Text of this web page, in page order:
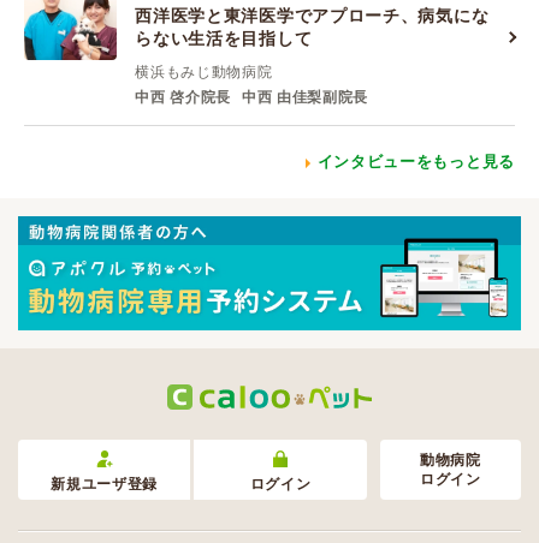
西洋医学と東洋医学でアプローチ、病気にな
らない生活を目指して
横浜もみじ動物病院
中西 啓介院長
中西 由佳梨副院長
インタビューをもっと見る
新規ユーザ登録 ログイン
動物病院
ログイン